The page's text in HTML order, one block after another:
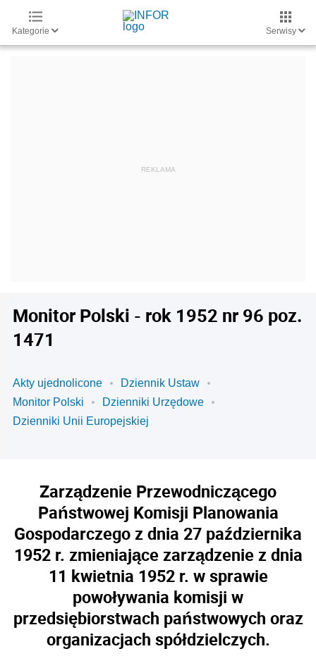
Kategorie Serwisy
Monitor Polski - rok 1952 nr 96 poz.
1471
Akty ujednolicone
Dziennik Ustaw
Monitor Polski
Dzienniki Urzędowe
Dzienniki Unii Europejskiej
Zarządzenie Przewodniczącego
Państwowej Komisji Planowania
Gospodarczego z dnia 27 października
1952 r. zmieniające zarządzenie z dnia
11 kwietnia 1952 r. w sprawie
powoływania komisji w
przedsiębiorstwach państwowych oraz
organizacjach spółdzielczych.